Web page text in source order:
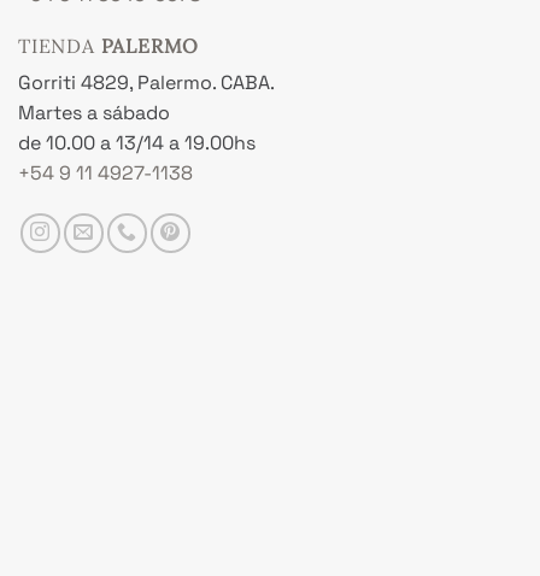
TIENDA PALERMO
Gorriti 4829, Palermo. CABA.
Martes a sábado
de 10.00 a 13/14 a 19.00hs
+54 9 11 4927-1138